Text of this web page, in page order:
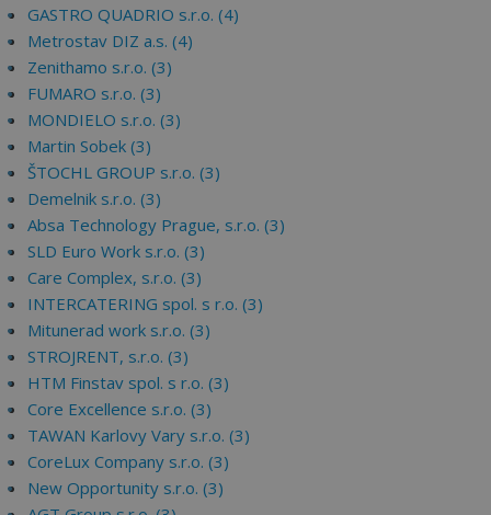
GASTRO QUADRIO s.r.o. (4)
Metrostav DIZ a.s. (4)
Zenithamo s.r.o. (3)
FUMARO s.r.o. (3)
MONDIELO s.r.o. (3)
Martin Sobek (3)
ŠTOCHL GROUP s.r.o. (3)
Demelnik s.r.o. (3)
Absa Technology Prague, s.r.o. (3)
SLD Euro Work s.r.o. (3)
Care Complex, s.r.o. (3)
INTERCATERING spol. s r.o. (3)
Mitunerad work s.r.o. (3)
STROJRENT, s.r.o. (3)
HTM Finstav spol. s r.o. (3)
Core Excellence s.r.o. (3)
TAWAN Karlovy Vary s.r.o. (3)
CoreLux Company s.r.o. (3)
New Opportunity s.r.o. (3)